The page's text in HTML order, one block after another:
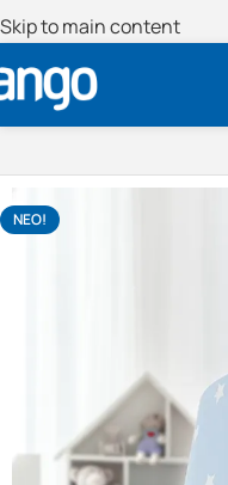
Skip to main content
NΕΟ!